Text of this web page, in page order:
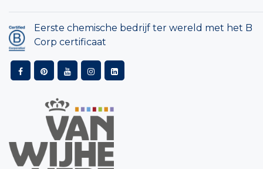
Eerste chemische bedrijf ter wereld met het B
Corp certificaat